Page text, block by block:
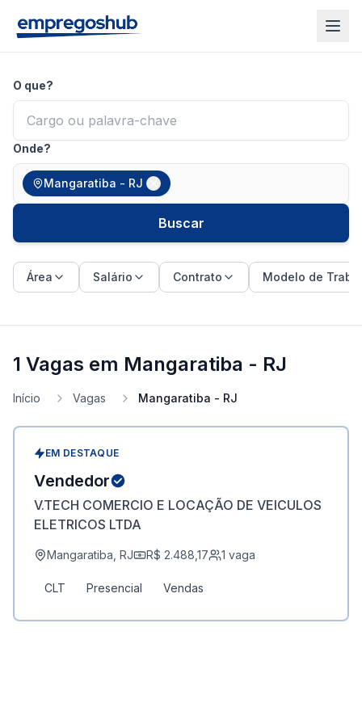
O que?
Onde?
Mangaratiba - RJ
Buscar
Área Salário Contrato Modelo de
1 Vagas em Mangaratiba - RJ
Início Vagas Mangaratiba - RJ
EM DESTAQUE
Vendedor
V.TECH COMERCIO E LOCAÇÃO DE VEICULOS
ELETRICOS LTDA
Mangaratiba, RJ R$ 2.488,17 1 vaga
CLT Presencial Vendas